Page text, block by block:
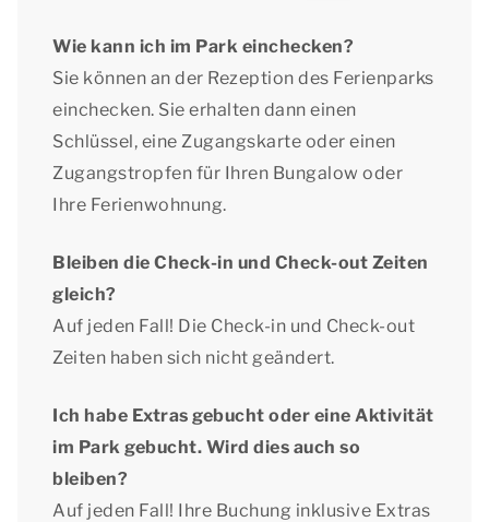
Wie kann ich im Park einchecken?
Sie können an der Rezeption des Ferienparks
einchecken. Sie erhalten dann einen
Schlüssel, eine Zugangskarte oder einen
Zugangstropfen für Ihren Bungalow oder
Ihre Ferienwohnung.
Bleiben die Check-in und Check-out Zeiten
gleich?
Auf jeden Fall! Die Check-in und Check-out
Zeiten haben sich nicht geändert.
Ich habe Extras gebucht oder eine Aktivität
im Park gebucht. Wird dies auch so
bleiben?
Auf jeden Fall! Ihre Buchung inklusive Extras